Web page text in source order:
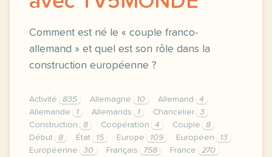
Comment est né le « couple franco-
allemand » et quel est son rôle dans la
construction européenne ?
Activité 835 Allemagne 10 Allemand
4
Allemande
1 Allemands 1 Chancelier
3
Construction
8 Coopération 4 Couple
8
Début
8 État 15 Europe 109 Européen
13
Européenne
30 Français 758 France
270